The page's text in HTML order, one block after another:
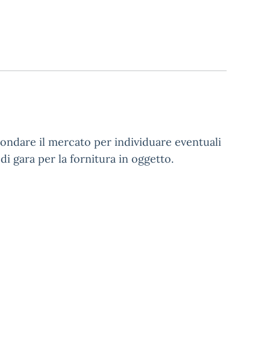
il mercato per individuare eventuali
gara per la fornitura in oggetto.